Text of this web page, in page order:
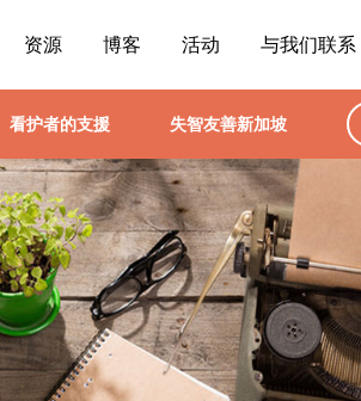
资源 博客 活动 与我们联系
看护者的支援 失智友善新加坡